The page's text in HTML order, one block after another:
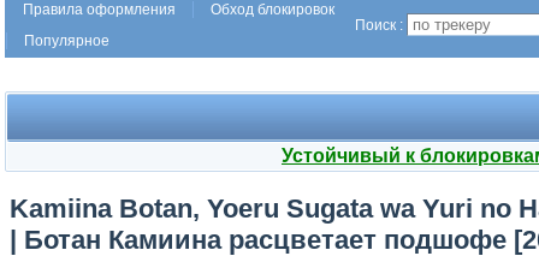
Правила оформления
Обход блокировок
Популярное
Поиск :
Устойчивый к
Kamiina Botan, Yoeru Sugata wa Yuri no
| Ботан Камиина расцветает подшофе